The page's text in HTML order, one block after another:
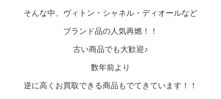
そんな中、ヴィトン・シャネル・ディオールなど
ブランド品の人気再燃！！
古い商品でも大歓迎♪
数年前より
逆に高くお買取できる商品もでてきています！！